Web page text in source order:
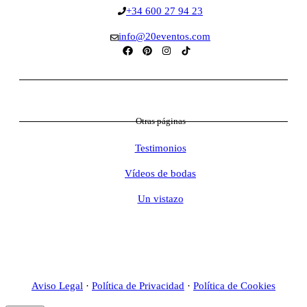
+34 600 27 94 23
info@20eventos.com
Otras páginas
Testimonios
Vídeos de bodas
Un vistazo
Aviso Legal · Política de Privacidad · Política de Cookies